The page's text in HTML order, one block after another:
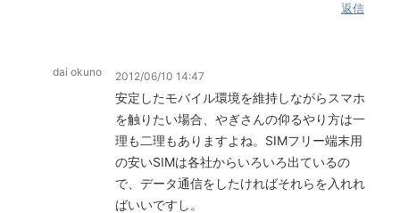
返信
dai okuno 2012/06/10 14:47
安定したモバイル環境を維持しながらスマホ
を触りたい場合、やぎさんの仰るやり方は一
理も二理もありますよね。SIMフリー端末用
の安いSIMは各社からいろいろ出ているの
で、データ通信をしたければそれらを入れれ
ばいいですし。